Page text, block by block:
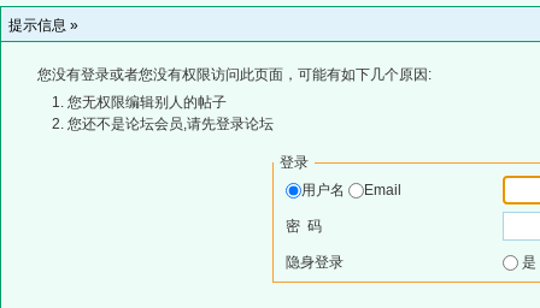
提示信息 »
您没有登录或者您没有权限访问此页面，可能有如下几个原因:
您无权限编辑别人的帖子
您还不是论坛会员,请先登录论坛
登录
用户名
Email
密 码
隐身登录